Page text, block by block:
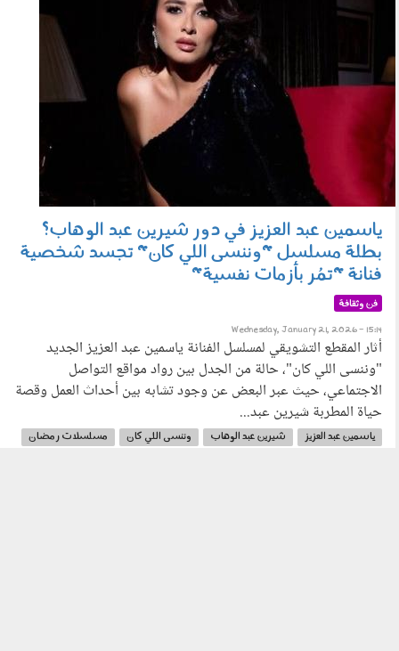
ياسمين عبد العزيز في دور شيرين عبد الوهاب؟
بطلة مسلسل "وننسى اللي كان" تجسد شخصية
فنانة "تمُر بأزمات نفسية"
فن وثقافة
Wednesday, January 21, 2026 - 15:14
أثار المقطع التشويقي لمسلسل الفنانة ياسمين عبد العزيز الجديد
"وننسى اللي كان"، حالة من الجدل بين رواد مواقع التواصل
الاجتماعي، حيث عبر البعض عن وجود تشابه بين أحداث العمل وقصة
حياة المطربة شيرين عبد...
ياسمين عبد العزيز شيرين عبد الوهاب وننسى اللي كان
مسلسلات رمضان